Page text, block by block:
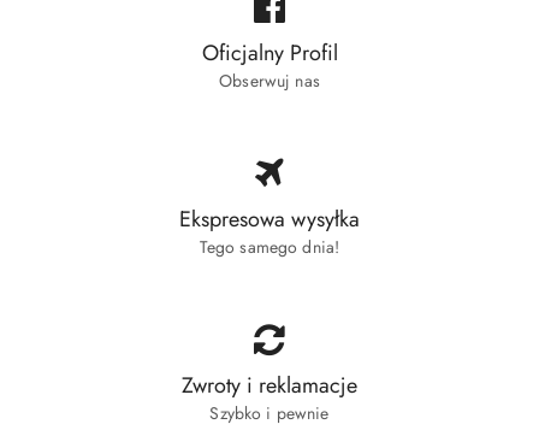
Oficjalny Profil
Obserwuj nas
Ekspresowa wysyłka
Tego samego dnia!
Zwroty i reklamacje
Szybko i pewnie